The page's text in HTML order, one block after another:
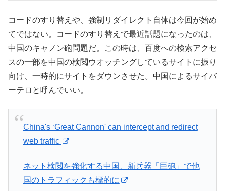
コードのすり替えや、強制リダイレクト自体は今回が始め
てではない。コードのすり替えで最近話題になったのは、
中国のキャノン砲問題だ。この時は、百度への検索アクセ
スの一部を中国の検閲ウオッチングしているサイトに振り
向け、一時的にサイトをダウンさせた。中国によるサイバ
ーテロと呼んでいい。
China's ‘Great Cannon' can intercept and redirect
web traffic
ネット検閲を強化する中国、新兵器「巨砲」で他
国のトラフィックも標的に